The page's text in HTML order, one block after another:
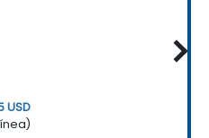
USD